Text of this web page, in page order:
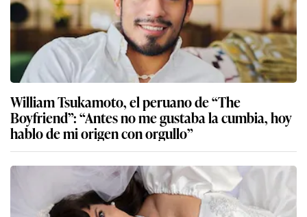
William Tsukamoto, el peruano de “The
Boyfriend”: “Antes no me gustaba la cumbia, hoy
hablo de mi origen con orgullo”